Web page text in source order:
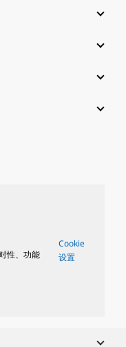
性、功能
Cookie
设置